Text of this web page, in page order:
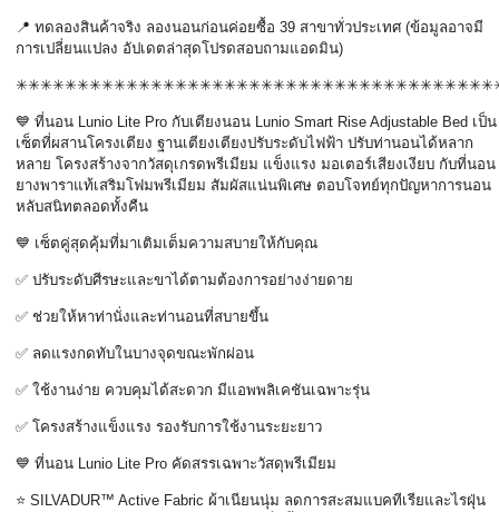
📍 ทดลองสินค้าจริง ลองนอนก่อนค่อยซื้อ 39 สาขาทั่วประเทศ (ข้อมูลอาจมี
การเปลี่ยนแปลง อัปเดตล่าสุดโปรดสอบถามแอดมิน)
💙 ที่นอน Lunio Lite Pro กับเตียงนอน Lunio Smart Rise Adjustable Bed เป็น
เซ็ตที่ผสานโครงเตียง ฐานเตียงเตียงปรับระดับไฟฟ้า ปรับท่านอนได้หลาก
หลาย โครงสร้างจากวัสดุเกรดพรีเมียม แข็งแรง มอเตอร์เสียงเงียบ กับที่นอน
ยางพาราแท้เสริมโฟมพรีเมียม สัมผัสแน่นพิเศษ ตอบโจทย์ทุกปัญหาการนอน
หลับสนิทตลอดทั้งคืน
💙 เซ็ตคู่สุดคุ้มที่มาเติมเต็มความสบายให้กับคุณ
✅ ปรับระดับศีรษะและขาได้ตามต้องการอย่างง่ายดาย
✅ ช่วยให้หาท่านั่งและท่านอนที่สบายขึ้น
✅ ลดแรงกดทับในบางจุดขณะพักผ่อน
✅ ใช้งานง่าย ควบคุมได้สะดวก มีแอพพลิเคชันเฉพาะรุ่น
✅ โครงสร้างแข็งแรง รองรับการใช้งานระยะยาว
💙 ที่นอน Lunio Lite Pro คัดสรรเฉพาะวัสดุพรีเมียม
⭐ SILVADUR™ Active Fabric ผ้าเนียนนุ่ม ลดการสะสมแบคทีเรียและไรฝุ่น